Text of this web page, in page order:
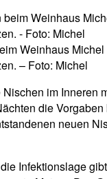
Weinhaus Michel
– Foto: Michel
im Inneren
die
neuen
Infektionslage